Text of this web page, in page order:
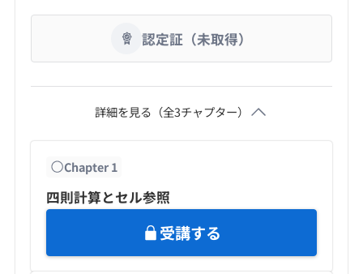
認定証（未取得）
詳細を見る（全3チャプター）
Chapter1
四則計算とセル参照
受講する